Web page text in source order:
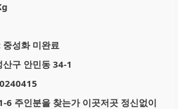
중성화 미완료
산구 안민동 34-1
6 주인분을 찾는가 이곳저곳 정신없이